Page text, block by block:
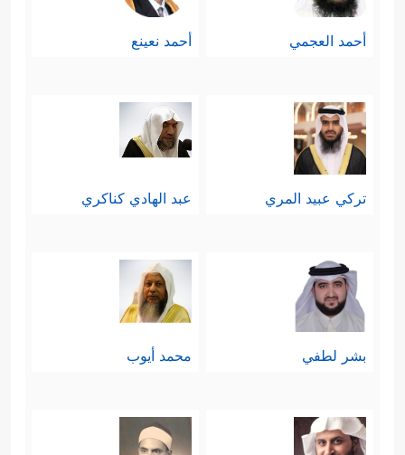
أحمد العجمي أحمد نعينع
تركي عبيد المري عبد الهادي كناكري
بشر لطفي محمد أيوب